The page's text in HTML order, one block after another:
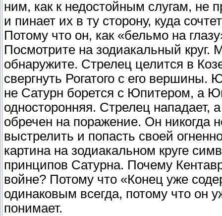
ним, как к недостойным слугам, не
и пинает их в ту сторону, куда
Потому что он, как «бельмо на
Посмотрите на зодиакальный круг.
обнаружите. Стрелец целится в
свергнуть Рогатого с его
не Сатурн борется с Юпитером, а
односторонняя. Стрелец нападает,
обречен на поражение. Он никогда
выстрелить и попасть своей
картина на зодиакальном круге
принципов Сатурна. Почему
войне? Потому что «Конец уже
одинаковым всегда, потому что он
понимает.